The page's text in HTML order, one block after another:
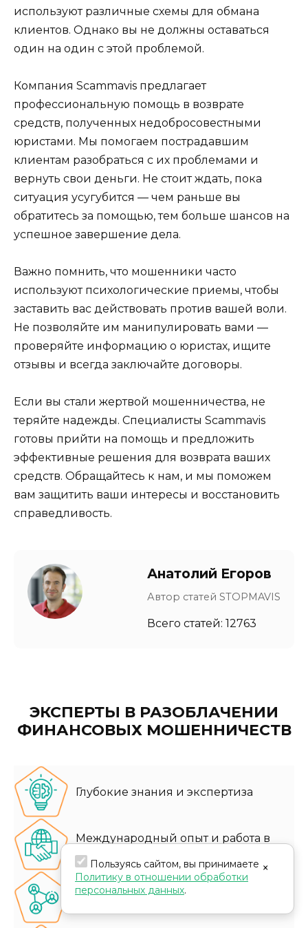
используют различные схемы для обмана
клиентов. Однако вы не должны оставаться
один на один с этой проблемой.
Компания Scammavis предлагает
профессиональную помощь в возврате
средств, полученных недобросовестными
юристами. Мы помогаем пострадавшим
клиентам разобраться с их проблемами и
вернуть свои деньги. Не стоит ждать, пока
ситуация усугубится — чем раньше вы
обратитесь за помощью, тем больше шансов на
успешное завершение дела.
Важно помнить, что мошенники часто
используют психологические приемы, чтобы
заставить вас действовать против вашей воли.
Не позволяйте им манипулировать вами —
проверяйте информацию о юристах, ищите
отзывы и всегда заключайте договоры.
Если вы стали жертвой мошенничества, не
теряйте надежды. Специалисты Scammavis
готовы прийти на помощь и предложить
эффективные решения для возврата ваших
средств. Обращайтесь к нам, и мы поможем
вам защитить ваши интересы и восстановить
справедливость.
Анатолий Егоров
Автор статей STOPMAVIS
Всего статей: 12763
ЭКСПЕРТЫ В РАЗОБЛАЧЕНИИ
ФИНАНСОВЫХ МОШЕННИЧЕСТВ
Глубокие знания и экспертиза
Международный опыт и работа в
Эффективные ресурсы и сеть
×
Пользуясь сайтом, вы принимаете
Политику в отношении обработки
персональных данных.